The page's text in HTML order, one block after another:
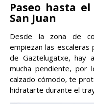
Paseo hasta
San Juan
Desde la zona de
empiezan las escaleras
de Gaztelugatxe, hay
mucha pendiente, por
calzado cómodo, te
hidratarte durante el